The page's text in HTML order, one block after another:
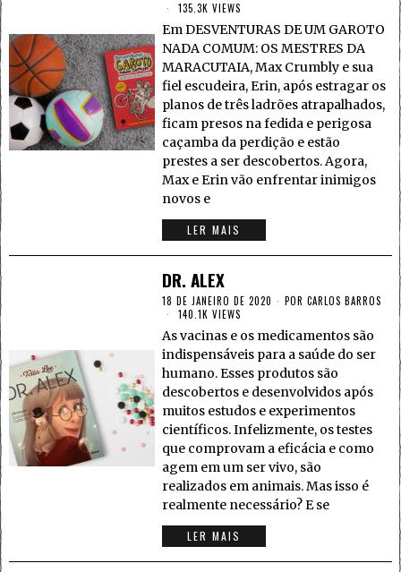
135.3K VIEWS
Em DESVENTURAS DE UM GAROTO
NADA COMUM: OS MESTRES DA
MARACUTAIA, Max Crumbly e sua
fiel escudeira, Erin, após estragar os
planos de três ladrões atrapalhados,
ficam presos na fedida e perigosa
caçamba da perdição e estão
prestes a ser descobertos. Agora,
Max e Erin vão enfrentar inimigos
novos e
LER MAIS
DR. ALEX
18 DE JANEIRO DE 2020 PORCARLOS BARROS
140.1K VIEWS
As vacinas e os medicamentos são
indispensáveis para a saúde do ser
humano. Esses produtos são
descobertos e desenvolvidos após
muitos estudos e experimentos
científicos. Infelizmente, os testes
que comprovam a eficácia e como
agem em um ser vivo, são
realizados em animais. Mas isso é
realmente necessário? E se
LER MAIS